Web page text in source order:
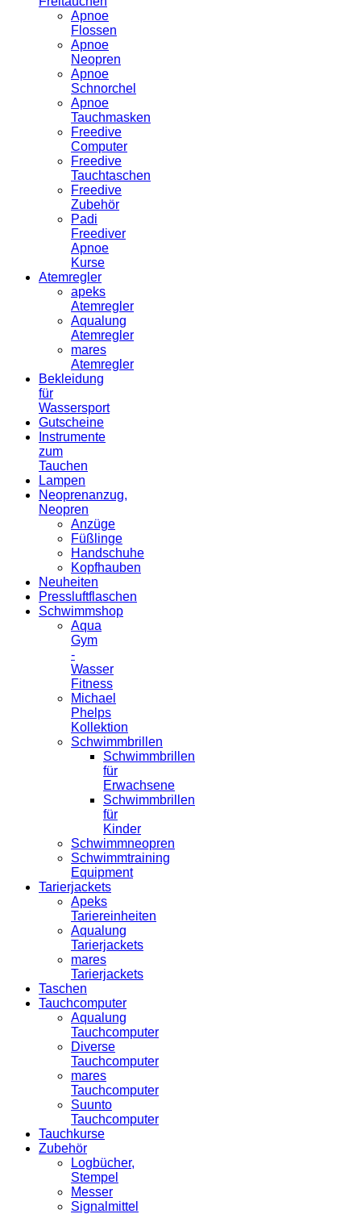
Apnoe
Flossen
Apnoe
Neopren
Apnoe
Schnorchel
Apnoe
Tauchmasken
Freedive
Computer
Freedive
Tauchtaschen
Freedive
Zubehör
Padi
Freediver
Apnoe
Kurse
Atemregler
apeks
Atemregler
Aqualung
Atemregler
mares
Atemregler
Bekleidung
für
Wassersport
Gutscheine
Instrumente
zum
Tauchen
Lampen
Neoprenanzug,
Neopren
Anzüge
Füßlinge
Handschuhe
Kopfhauben
Neuheiten
Pressluftflaschen
Schwimmshop
Aqua
Gym
-
Wasser
Fitness
Michael
Phelps
Kollektion
Schwimmbrillen
Schwimmbrillen
für
Erwachsene
Schwimmbrillen
für
Kinder
Schwimmneopren
Schwimmtraining
Equipment
Tarierjackets
Apeks
Tariereinheiten
Aqualung
Tarierjackets
mares
Tarierjackets
Taschen
Tauchcomputer
Aqualung
Tauchcomputer
Diverse
Tauchcomputer
mares
Tauchcomputer
Suunto
Tauchcomputer
Tauchkurse
Zubehör
Logbücher,
Stempel
Messer
Signalmittel